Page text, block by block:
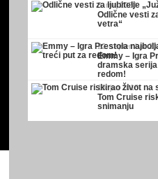
3. maj 2020.
Odlične vesti
vetra“
22. septembar
Emmy – Igra
dramska
redom!
13. jun 2018.
Tom Cruise
snimanju